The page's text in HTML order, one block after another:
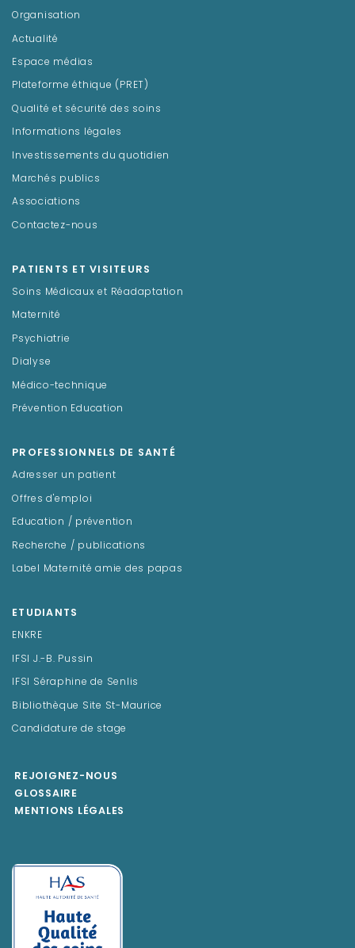
Organisation
Actualité
Espace médias
Plateforme éthique (PRET)
Qualité et sécurité des soins
Informations légales
Investissements du quotidien
Marchés publics
Associations
Contactez-nous
PATIENTS ET VISITEURS
Soins Médicaux et Réadaptation
Maternité
Psychiatrie
Dialyse
Médico-technique
Prévention Education
PROFESSIONNELS DE SANTÉ
Adresser un patient
Offres d'emploi
Education / prévention
Recherche / publications
Label Maternité amie des papas
ETUDIANTS
ENKRE
IFSI J.-B. Pussin
IFSI Séraphine de Senlis
Bibliothèque Site St-Maurice
Candidature de stage
REJOIGNEZ-NOUS
GLOSSAIRE
MENTIONS LÉGALES